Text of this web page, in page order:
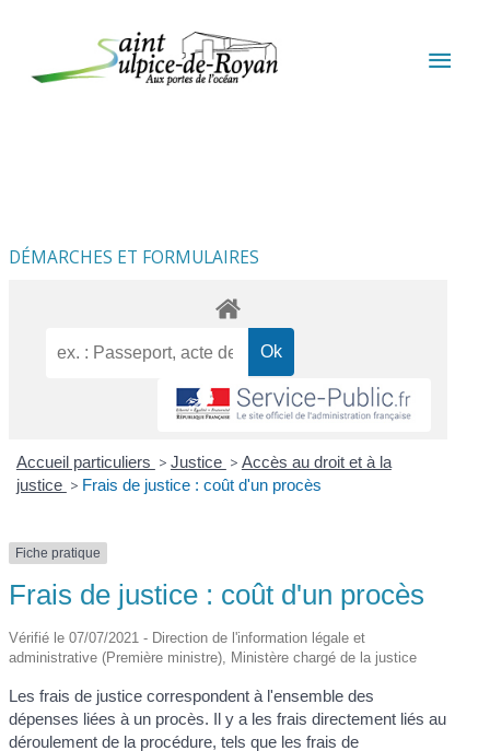
DÉMARCHES ET FORMULAIRES
Accueil particuliers > Justice > Accès au droit et à la
justice > Frais de justice : coût d'un procès
Fiche pratique
Frais de justice : coût d'un procès
Vérifié le 07/07/2021 - Direction de l'information légale et
administrative (Première ministre), Ministère chargé de la justice
Les frais de justice correspondent à l'ensemble des
dépenses liées à un procès. Il y a les frais directement liés au
déroulement de la procédure, tels que les frais de